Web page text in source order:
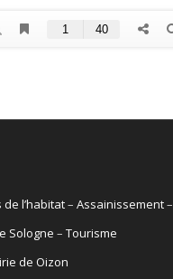
l’habitat– Assainissement–
Sologne – Tourisme
de Oizon